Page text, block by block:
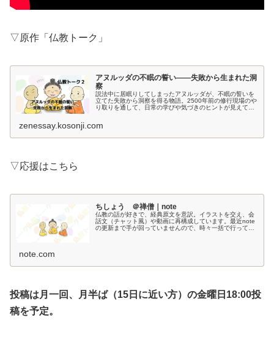
▽原作「仏教トーク」
アヌルッダの不眠の誓い――失敗から生まれた洞
察
説法中に居眠りしてしまったアヌルッダが、不眠の誓いを
立てた失敗から洞察を得る物語。2500年前の修行現場のや
り取りを通して、日常の学びや気づきのヒントが見えてき
zenessay.kosonji.com
▽応援はこちら
ちしょう ＠禅僧｜note
仏教の話が好きで、経典原文を意訳。イラストを交え、会
話文（チャット風）や動画に再構成しています。最近note
の更新まで手が回っていませんので、時々一括で行ってい
note.com
投稿は月一回、月半ば（15日に近い方）の金曜日18:00投
稿を予定。